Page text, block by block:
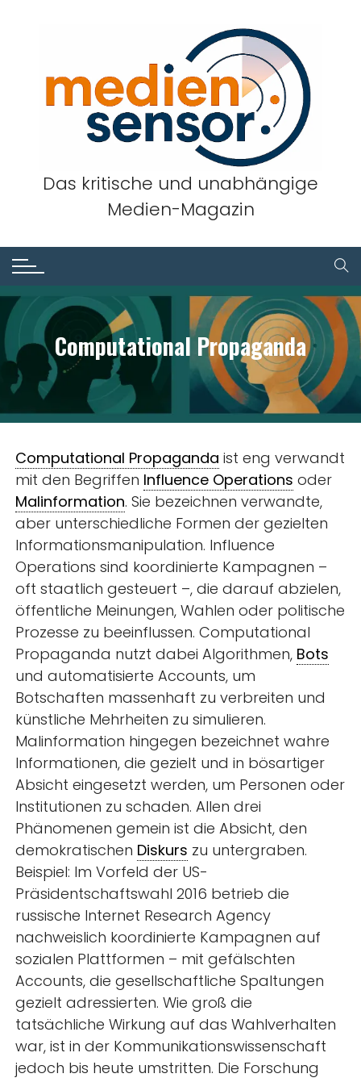
Das kritische und unabhängige
Medien-Magazin
Computational Propaganda
Computational Propaganda ist eng verwandt
mit den Begriffen Influence Operations oder
Malinformation. Sie bezeichnen verwandte,
aber unterschiedliche Formen der gezielten
Informationsmanipulation. Influence
Operations sind koordinierte Kampagnen –
oft staatlich gesteuert –, die darauf abzielen,
öffentliche Meinungen, Wahlen oder politische
Prozesse zu beeinflussen. Computational
Propaganda nutzt dabei Algorithmen, Bots
und automatisierte Accounts, um
Botschaften massenhaft zu verbreiten und
künstliche Mehrheiten zu simulieren.
Malinformation hingegen bezeichnet wahre
Informationen, die gezielt und in bösartiger
Absicht eingesetzt werden, um Personen oder
Institutionen zu schaden. Allen drei
Phänomenen gemein ist die Absicht, den
demokratischen Diskurs zu untergraben.
Beispiel: Im Vorfeld der US-
Präsidentschaftswahl 2016 betrieb die
russische Internet Research Agency
nachweislich koordinierte Kampagnen auf
sozialen Plattformen – mit gefälschten
Accounts, die gesellschaftliche Spaltungen
gezielt adressierten. Wie groß die
tatsächliche Wirkung auf das Wahlverhalten
war, ist in der Kommunikationswissenschaft
jedoch bis heute umstritten. Die Forschung